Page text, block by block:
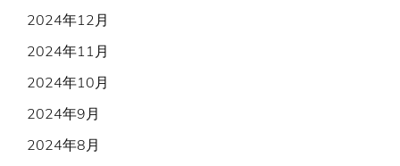
2024年12月
2024年11月
2024年10月
2024年9月
2024年8月